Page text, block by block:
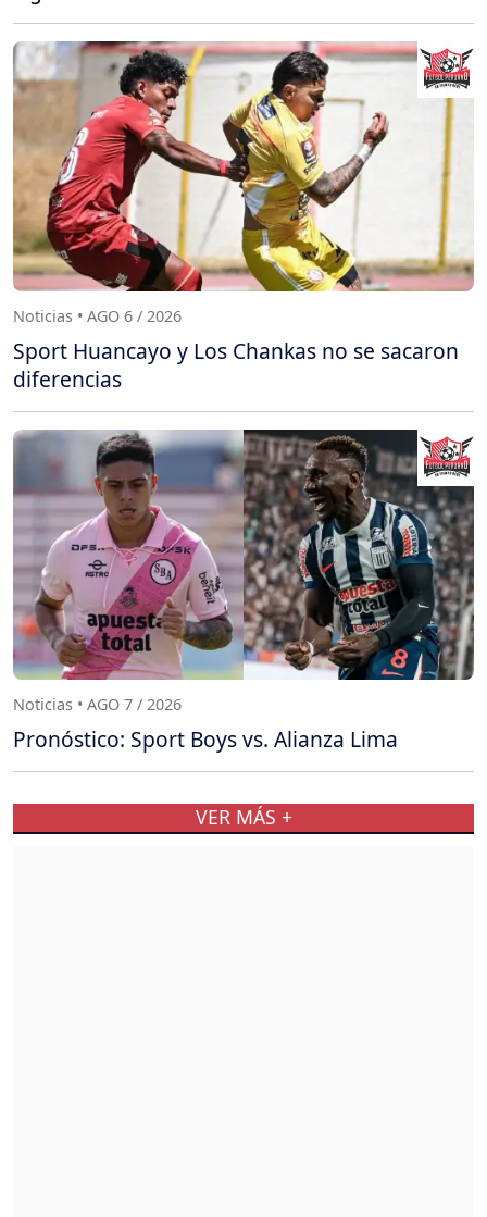
Noticias • AGO 6 / 2026
Sport Huancayo y Los Chankas no se sacaron
diferencias
Noticias • AGO 7 / 2026
Pronóstico: Sport Boys vs. Alianza Lima
VER MÁS +